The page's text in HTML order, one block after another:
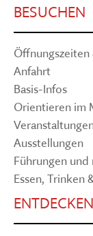
BESUCHEN
Anfahrt
Basis-Infos
Orientieren im
Ausstellungen
Führungen und
Essen, Trinken
ENTDECKEN